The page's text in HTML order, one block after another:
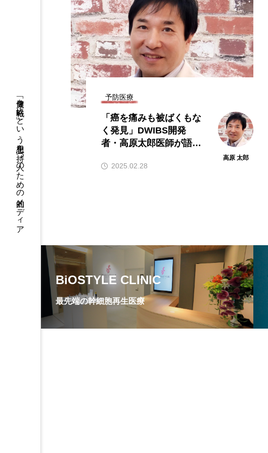
「健康を戦略に」という思想を持つ人のための知的メディア 予防医療
「癌を痛みも被ばくもな
く発見」DWIBS開発
者・高原太郎医師が語る
高原 太郎
2025.02.28
BiOSTYLE CLINIC
最先端の幹細胞再生医療